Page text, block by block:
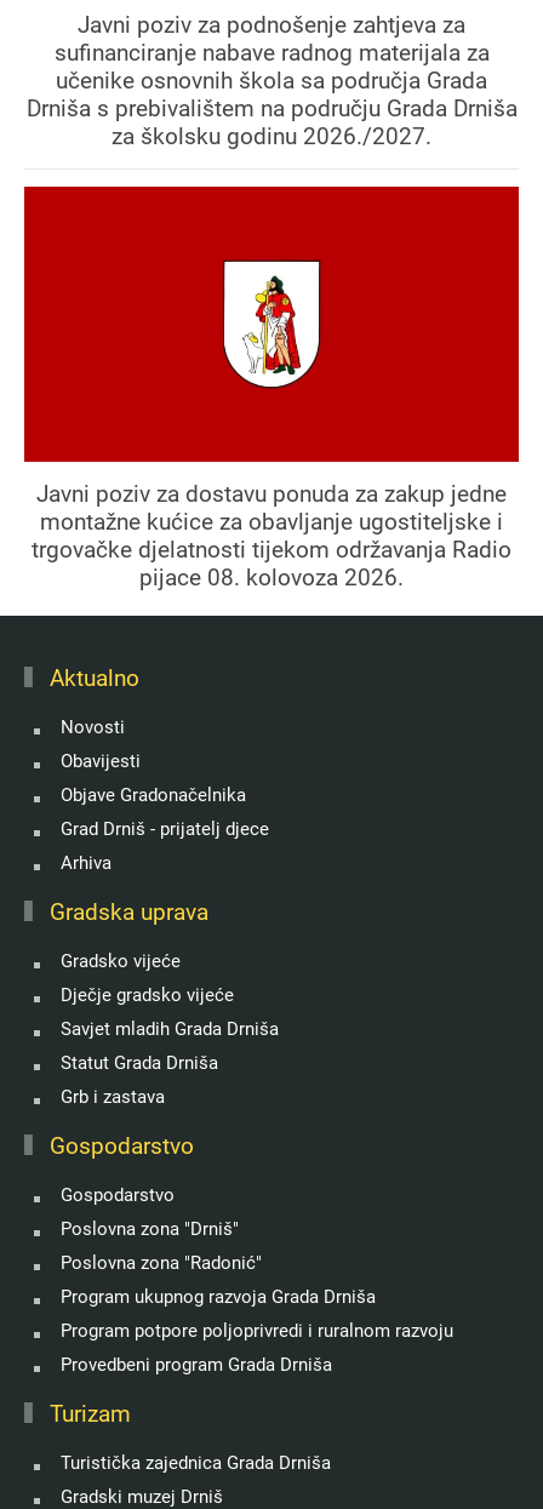
Javni poziv za podnošenje zahtjeva za
sufinanciranje nabave radnog materijala za
učenike osnovnih škola sa područja Grada
Drniša s prebivalištem na području Grada Drniša
za školsku godinu 2026./2027.
Javni poziv za dostavu ponuda za zakup jedne
montažne kućice za obavljanje ugostiteljske i
trgovačke djelatnosti tijekom održavanja Radio
pijace 08. kolovoza 2026.
Aktualno
Novosti
Obavijesti
Objave Gradonačelnika
Grad Drniš - prijatelj djece
Arhiva
Gradska uprava
Gradsko vijeće
Dječje gradsko vijeće
Savjet mladih Grada Drniša
Statut Grada Drniša
Grb i zastava
Gospodarstvo
Gospodarstvo
Poslovna zona "Drniš"
Poslovna zona "Radonić"
Program ukupnog razvoja Grada Drniša
Program potpore poljoprivredi i ruralnom razvoju
Provedbeni program Grada Drniša
Turizam
Turistička zajednica Grada Drniša
Gradski muzej Drniš